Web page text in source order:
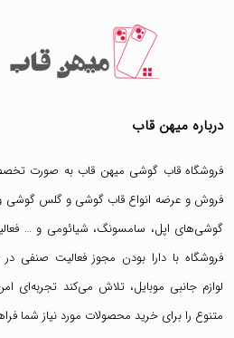
درباره میهن قاب
فروشگاه قاب گوشی میهن قاب به صورت
فروش و عرضه انواع قاب گوشی وگلس گوشی
گوشی‌های اپل، سامسونگ، شیائومی و …
فروشگاه با دارا بودن مجوز فعالیت صنفی
لوازم جانبی موبایل، تلاش می‌کند تجربه‌ای
متنوع را برای خرید محصولات مورد نیاز شما